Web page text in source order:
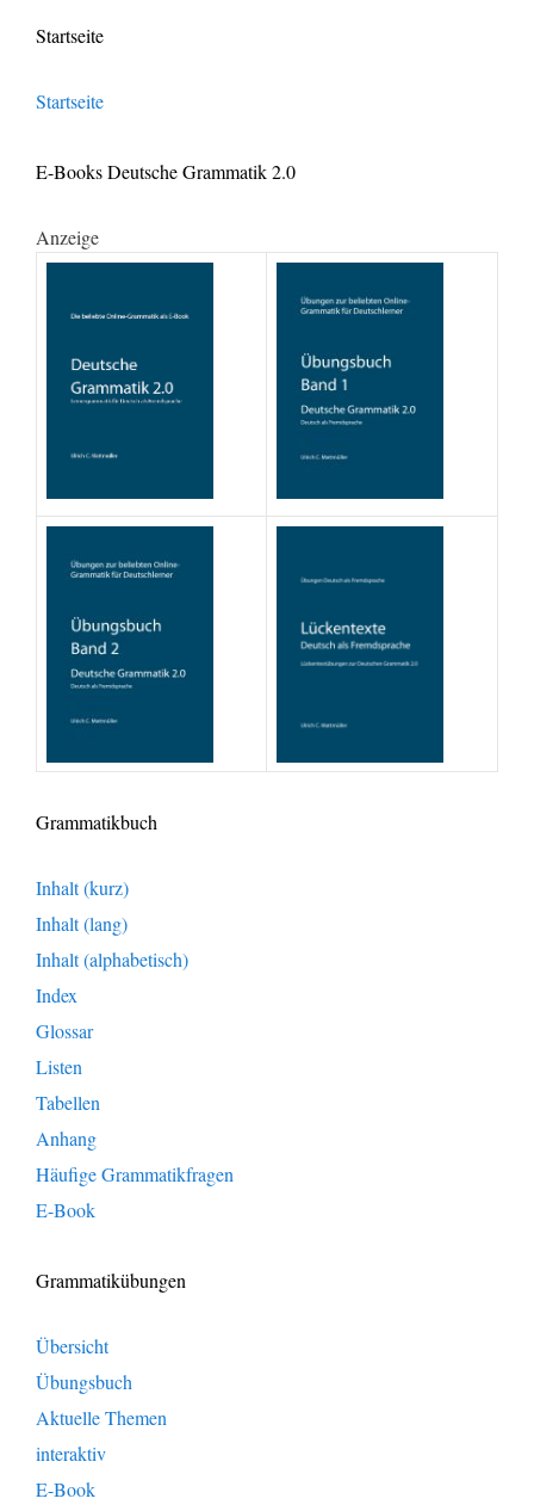
Startseite
Startseite
E-Books Deutsche Grammatik 2.0
Anzeige
Grammatikbuch
Inhalt (kurz)
Inhalt (lang)
Inhalt (alphabetisch)
Index
Glossar
Listen
Tabellen
Anhang
Häufige Grammatikfragen
E-Book
Grammatikübungen
Übersicht
Übungsbuch
Aktuelle Themen
interaktiv
E-Book